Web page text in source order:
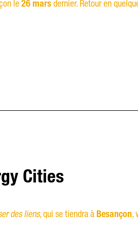
le26 marsdernier. Retour en
Cities
des liens, qui se tiendra àBesançon,